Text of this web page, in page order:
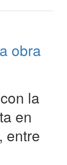
obra
la
en
entre